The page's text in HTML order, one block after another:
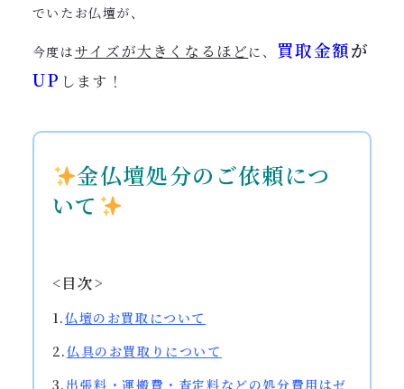
でいたお仏壇が、
今度はサイズが大きくなるほど に、 買取金額が
UP します！
金仏壇処分のご依頼につ
いて
<目次>
1.仏壇のお買取について
2.仏具のお買取りについて
3. 出張料・運搬費・査定料などの処分費用はゼ